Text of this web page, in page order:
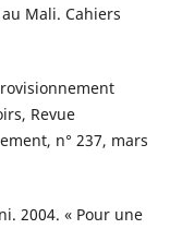
Mali. Cahiers
Revue
n° 237, mars
2004. « Pour une